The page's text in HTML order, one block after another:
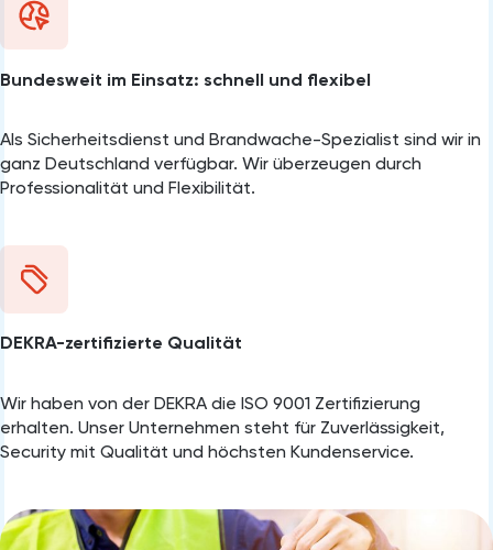
Bundesweit im Einsatz: schnell und flexibel
Als Sicherheitsdienst und Brandwache-Spezialist sind wir in
ganz Deutschland verfügbar. Wir überzeugen durch
Professionalität und Flexibilität.
DEKRA-zertifizierte Qualität
Wir haben von der DEKRA die ISO 9001 Zertifizierung
erhalten. Unser Unternehmen steht für Zuverlässigkeit,
Security mit Qualität und höchsten Kundenservice.